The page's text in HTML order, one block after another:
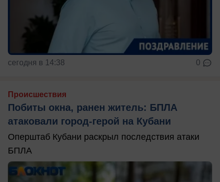
сегодня в 14:38 0
Происшествия
Побиты окна, ранен житель: БПЛА
атаковали город-герой на Кубани
Оперштаб Кубани раскрыл последствия атаки
БПЛА